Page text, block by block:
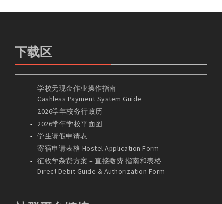
下载区
学校无现金作业操作指南
Cashless Payment System Guide
2026学年校务行政历
2026学年学校平面图
学生请假申请表
寄宿申请表格 Hostel Application Form
征收学杂费方案 – 直接缴费 指南和表格
Direct Debit Guide & Authorization Form